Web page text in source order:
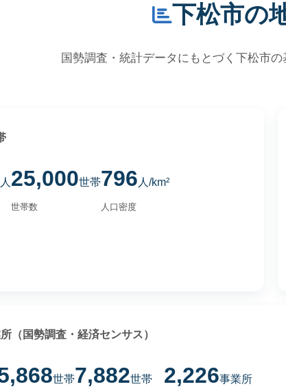
下松市の
国勢調査・統計データにもとづく下松市
人 25,000世帯
世帯数
796 人/km²
人口密度
（国勢調査・経済センサス）
世帯7,882世帯 2,226事業所